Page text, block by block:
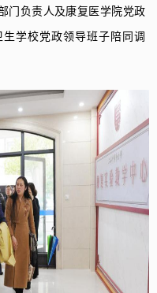
门负责人及康复医学院党政
生学校党政领导班子陪同调